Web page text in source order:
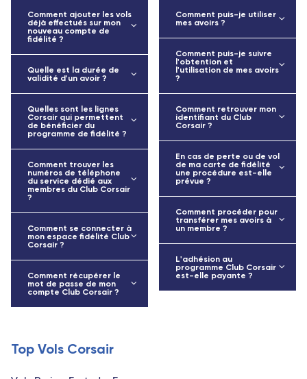
Comment ajouter les vols
déjà effectués sur mon
nouveau compte de
fidélité ?
Quelle est la durée de
validité d'un avoir ?
Quelles sont les lignes
Corsair qui permettent
de bénéficier du
programme de fidélité ?
Comment trouver les
numéros de téléphone
du service dédié aux
membres du Club Corsair
?
Comment se connecter à
mon espace fidélité Club
Corsair ?
Comment récupérer le
mot de passe de mon
compte Club Corsair ?
Comment puis-je utiliser
mes avoirs ?
Comment puis-je suivre
l'obtention et
l'utilisation de mes avoirs
?
Comment retrouver mon
identifiant du Club
Corsair ?
En cas de perte ou de vol
de ma carte de fidélité
une procédure est-elle
prévue ?
Comment procéder pour
transférer mes avoirs à
un membre ?
L'adhésion au
programme Club Corsair
est-elle payante ?
Top Vols Corsair